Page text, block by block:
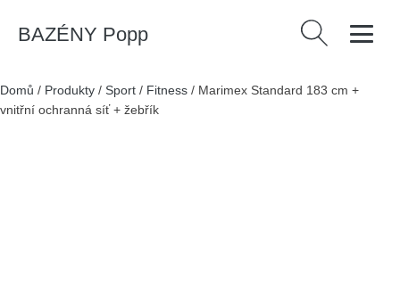
BAZÉNY Popp Vyhledávání
Domů / Produkty / Sport / Fitness / Marimex Standard 183 cm +
vnitřní ochranná síť + žebřík